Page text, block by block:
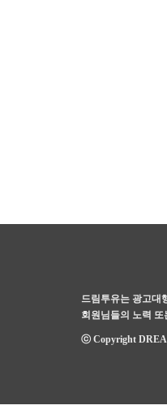
드림투유는 광고대
회원님들의 노력
ⓒ Copyright